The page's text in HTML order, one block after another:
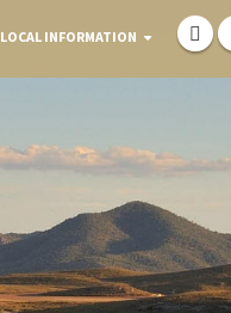
LOCAL INFORMATION